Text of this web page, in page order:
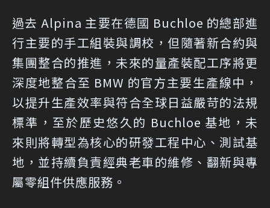
過去 Alpina 主要在德國 Buchloe 的總部進
行主要的手工組裝與調校，但隨著新合約與
集團整合的推進，未來的量產裝配工序將更
深度地整合至 BMW 的官方主要生產線中，
以提升生產效率與符合全球日益嚴苛的法規
標準，至於歷史悠久的 Buchloe 基地，未
來則將轉型為核心的研發工程中心、測試基
地，並持續負責經典老車的維修、翻新與專
屬零組件供應服務。